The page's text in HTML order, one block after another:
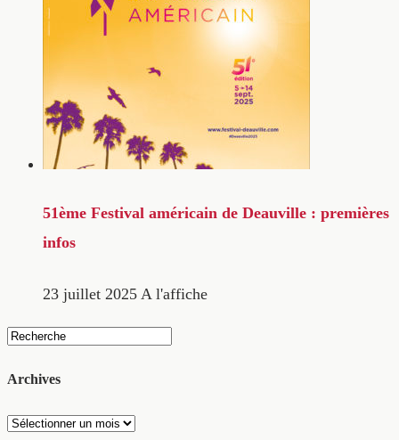
51ème Festival américain de Deauville : premières
infos
23 juillet 2025 A l'affiche
Archives
Archives